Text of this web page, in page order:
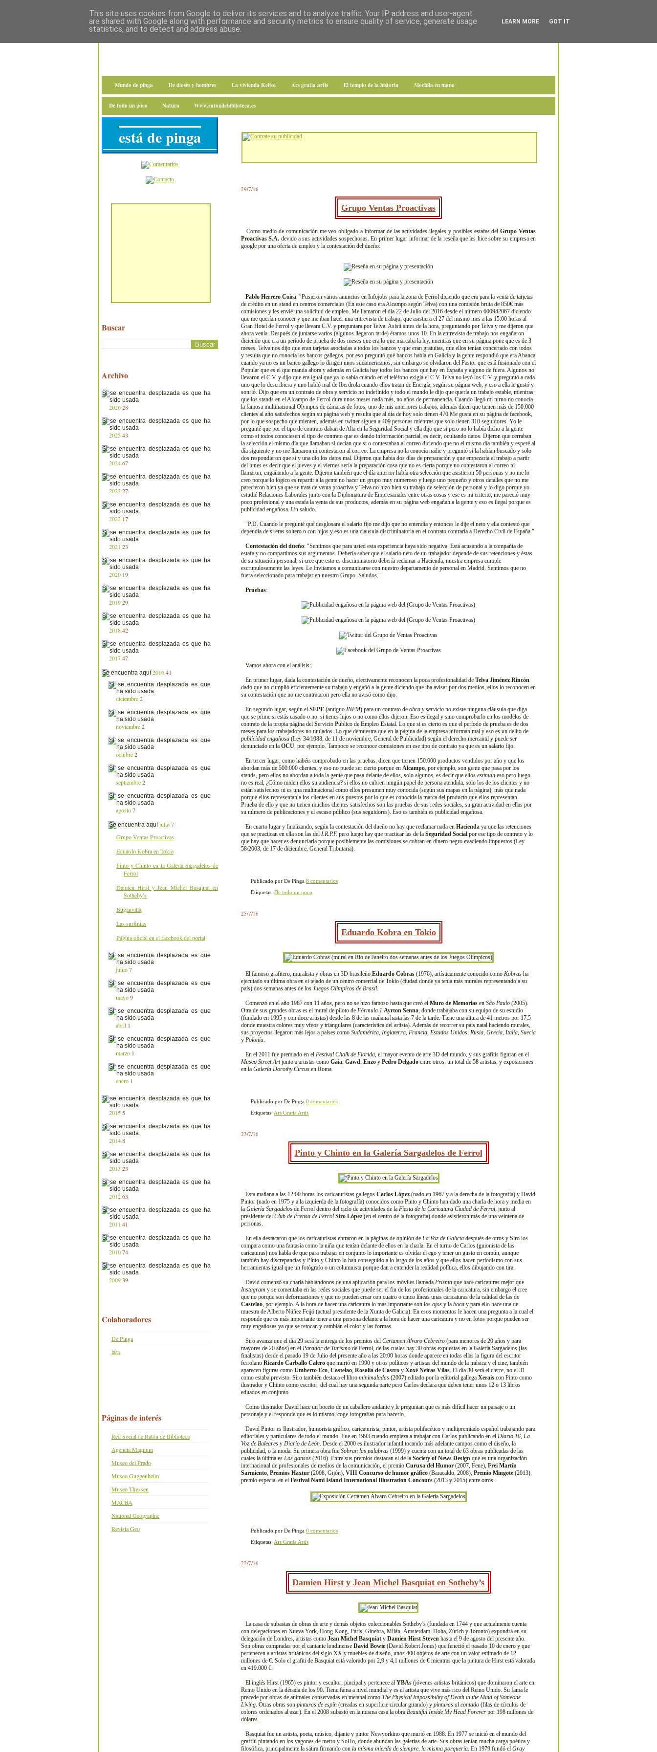
Mundo de pinga De dioses y hombres La vivienda Keltoi Ars gratia artis El templo de la historia Mochila en mano
De todo un poco Natura Www.ratondebiblioteca.es
29/7/16
Grupo Ventas Proactivas
Como medio de comunicación me veo obligado a informar de las actividades ilegales y posibles estafas delGrupo Ventas
Proactivas S.A. devido a sus actividades sospechosas. En primer lugar informar de la reseña que les hice sobre su empresa en
google por una oferta de empleo y la contestación del dueño:
Pablo Herrero Coira: "Pusieron varios anuncios en Infojobs para la zona de Ferrol diciendo que era para la venta de tarjetas
de crédito en un stand en centros comerciales (En este caso era Alcampo según Telva) con una comisión bruta de 850€ más
comisiones y les envié una solicitud de empleo. Me llamaron el día 22 de Julio del 2016 desde el número 600942067 diciendo
que me querían conocer y que me iban hacer una entrevista de trabajo, que asistiera el 27 del mismo mes a las 15:00 horas al
Gran Hotel de Ferrol y que llevara C.V. y preguntara por Telva. Asistí antes de la hora, preguntando por Telva y me dijeron que
ahora venía. Después de juntarse varios (algunos llegaron tarde) éramos unos 10. En la entrevista de trabajo nos engañaron
diciendo que era un período de prueba de dos meses que era lo que marcaba la ley, mientras que en su página pone que es de 3
meses. Telva nos dijo que eran tarjetas asociadas a todos los bancos y que eran gratuitas, que ellos tenían concertado con todos
y resulta que no conocía los bancos gallegos, por eso preguntó qué bancos había en Galicia y la gente respondió que era Abanca
cuando ya no es un banco gallego lo dirigen unos sudamericanos, sin embargo se olvidaron del Pastor que está fusionado con el
Popular que es el que manda ahora y además en Galicia hay todos los bancos que hay en España y alguno de fuera. Algunos no
llevaron el C.V. y dijo que era igual que ya lo sabía cuándo en el teléfono exigía el C.V. Telva no leyó los C.V. y preguntó a cada
uno que lo describiera y uno habló mal de Iberdrola cuando ellos tratan de Energía, según su página web, y eso a ella le gustó y
sonrió. Dijo que era un contrato de obra y servicio no indefinido y todo el mundo le dijo que quería un trabajo estable, mientras
que los stands en el Alcampo de Ferrol dura unos meses nada más, no años de permanencia. Cuando llegó mi turno no conocía
la famosa multinacional Olympus de cámaras de fotos, uno de mis anteriores trabajos, además dicen que tienen más de 150.000
clientes al año satisfechos según su página web y resulta que al día de hoy solo tienen 470 Me gusta en su página de facebook,
por lo que sospecho que mienten, además en twitter siguen a 409 personas mientras que solo tienen 310 seguidores. Yo le
pregunté que por el tipo de contrato daban de Alta en la Seguridad Social y ella dijo que si pero no lo había dicho a la gente
como si todos conociesen el tipo de contrato que es dando información parcial, es decir, ocultando datos. Dijeron que cerraban
la selección el mismo día que llamaban si decían que si o contestaban al correo diciendo que no el mismo día también y esperé al
día siguiente y no me llamaron ni contestaron al correo. La empresa no la conocía nadie y preguntó si la habían buscado y solo
dos respondieron que sí y una dio los datos mal. Dijeron que había dos días de preparación y que empezaría el trabajo a partir
del lunes es decir que el jueves y el viernes sería la preparación cosa que no es cierta porque no contestaron al correo ni
llamaron, engañando a la gente. Dijeron también que el día anterior había otra selección que asistieron 50 personas y no me lo
creo porque lo lógico es repartir a la gente no hacer un grupo muy numeroso y luego uno pequeño y otros detalles que no me
parecieron bien ya que se trata de venta proactiva y Telva no hizo bien su trabajo de selección de personal y lo digo porque yo
estudié Relaciones Laborales junto con la Diplomatura de Empresariales entre otras cosas y ese es mi criterio, me pareció muy
poco profesional y una estafa la venta de sus productos, además en su página web engañan a la gente y eso es ilegal porque es
publicidad engañosa. Un saludo."
"P.D. Cuando le pregunté qué desglosara el salario fijo me dijo que no entendía y entonces le dije el neto y ella contestó que
dependía de si eras soltero o con hijos y eso es una clausula discriminatoria en el contrato contraria a Derecho Civil de España."
Contestación del dueño: "Sentimos que para usted esta experiencia haya sido negativa. Está acusando a la compañía de
estafa y no compartimos sus argumentos. Debería saber que el salario neto de un trabajador depende de sus retenciones y éstas
de su situación personal, si cree que esto es discriminatorio debería reclamar a Hacienda, nuestra empresa cumple
escrupulosamente las leyes. Le Invitamos a comunicarse con nuestro departamento de personal en Madrid. Sentimos que no
fuera seleccionado para trabajar en nuestro Grupo. Saludos."
Pruebas:
Vamos ahora con el análisis:
En primer lugar, dada la contestación de dueño, efectivamente reconocen la poca profesionalidad de Telva Jiménez Rincón
dado que no cumplió eficientemente su trabajo y engañó a la gente diciendo que iba avisar por dos medios, ellos lo reconocen en
su contestación que no me contrataron pero ella no avisó como dijo.
En segundo lugar, según el SEPE (antiguo INEM) para un contrato de obra y servicio no existe ninguna cláusula que diga
que se prime si estás casado o no, si tienes hijos o no como ellos dijeron. Eso es ilegal y sino comprobarlo en los modelos de
contrato de la propia página del Servicio Público de Empleo Estatal. Lo que si es cierto es que el período de prueba es de dos
meses para los trabajadores no titulados. Lo que demuestra que en la página de la empresa informan mal y eso es un delito de
publicidad engañosa (Ley 34/1988, de 11 de noviembre, General de Publicidad) según el derecho mercantil y puede ser
denunciado en la OCU, por ejemplo. Tampoco se reconoce comisiones en ese tipo de contrato ya que es un salario fijo.
En tercer lugar, como habéis comprobado en las pruebas, dicen que tienen 150.000 productos vendidos por año y que los
abordan más de 500.000 clientes, y eso no puede ser cierto porque en Alcampo, por ejemplo, son gente que pasa por los
stands, pero ellos no abordan a toda la gente que pasa delante de ellos, solo algunos, es decir que ellos estiman eso pero luego
no es real, ¿Cómo miden ellos su audiencia? si ellos no cubren ningún papel de persona atendida, solo los de los clientes y no
están satisfechos ni es una multinacional como ellos presumen muy conocida (según sus mapas en la página), más que nada
porque ellos representan a los clientes en sus puestos por lo que es conocida la marca del producto que ellos representan.
Prueba de ello y que no tienen muchos clientes satisfechos son las pruebas de sus redes sociales, su gran actividad en ellas por
su número de publicaciones y el escaso público (sus seguidores). Eso es también es publicidad engañosa.
En cuarto lugar y finalizando, según la contestación del dueño no hay que reclamar nada en Hacienda ya que las retenciones
que se practican en ella son las del I.R.P.F. pero luego hay que practicar las de la Seguridad Social por ese tipo de contrato y lo
que hay que hacer es denunciarla porque posiblemente las comisiones se cobran en dinero negro evadiendo impuestos (Ley
58/2003, de 17 de diciembre, General Tributaria).
Publicado por De Pinga 8 comentarios
Etiquetas: De todo un poco
25/7/16
Eduardo Kobra en Tokio
El famoso grafitero, muralista y obras en 3D brasileño Eduardo Cobras (1976), artísticamente conocido como Kobras ha
ejecutado su última obra en el tejado de un centro comercial de Tokio (ciudad donde ya tenía más murales representando a su
país) dos semanas antes de los Juegos Olímpicos de Brasil.
Comenzó en el año 1987 con 11 años, pero no se hizo famoso hasta que creó el Muro de Memorias en São Paulo (2005).
Otra de sus grandes obras es el mural de piloto de Fórmula 1 Ayrton Senna, donde trabajaba con su equipo de su estudio
(fundado en 1995 y con doce artistas) desde las 8 de las mañana hasta las 7 de la tarde. Tiene una altura de 41 metros por 17,5
donde muestra colores muy vivos y triangulares (característica del artista). Además de recorrer su país natal haciendo murales,
sus proyectos llegaron más lejos a países como Sudamérica, Inglaterra, Francia, Estados Unidos, Rusia, Grecia, Italia, Suecia
y Polonia.
En el 2011 fue premiado en el Festival Chalk de Florida, el mayor evento de arte 3D del mundo, y sus grafitis figuran en el
Museo Street Artjunto a artistas como Gaia, Gawd, Enzo y Pedro Delgado entre otros, un total de 58 artistas, y exposiciones
en la Galería Dorothy Circus en Roma.
Publicado por De Pinga 0 comentarios
Etiquetas: Ars Gratia Artis
23/7/16
Pinto y Chinto en la Galería Sargadelos de Ferrol
Esta mañana a las 12:00 horas los caricaturistas gallegos Carlos López (nado en 1967 y a la derecha de la fotografía) y David
Pintor (nado en 1975 y a la izquierda de la fotografía) conocidos como Pinto y Chinto han dado una charla de hora y media en
la Galería Sargadelos de Ferrol dentro del ciclo de actividades de la Fiesta de la Caricatura Ciudad de Ferrol, junto al
presidente del Club de Prensa de Ferrol Siro López (en el centro de la fotografía) donde asistieron más de una veintena de
personas.
En ella destacaron que los caricaturistas entraron en la páginas de opinión de La Voz de Galicia después de otros y Siro los
compara como una fantasía como la niña que tenían delante de ellos en la charla. En el turno de Carlos (guionista de las
caricaturas) nos habla de que para trabajar en conjunto lo importante es olvidar el ego y tener un gusto en común, aunque
también hay discrepancias y Pinto y Chinto lo han conseguido a lo largo de los años y que ellos hacen periodismo con sus
herramientas igual que un fotógrafo o un columnista porque dan a entender la realidad política, ellos dibujando con tira.
David comenzó su charla hablándonos de una aplicación para los móviles llamada Prisma que hace caricaturas mejor que
Instagram y se comentaba en las redes sociales que puede ser el fin de los profesionales de la caricatura, sin embargo el cree
que no porque son deformaciones y que no pueden crear con cuatro o cinco líneas unas caricaturas de la calidad de las de
Castelao, por ejemplo. A la hora de hacer una caricatura lo más importante son los ojos y la boca y para ello hace una de
muestra de Alberto Núñez Feijó (actual presidente de la Xunta de Galicia). En esos momentos le hacen una pregunta a la cual el
responde que es más importante tener a una persona delante a la hora de hacer una caricatura y no en fotos porque pueden ser
muy engañosas ya que se retocan y cambian el color y las formas.
Siro avanza que el día 29 será la entrega de los premios del Certamen Álvaro Cebreiro (para menores de 20 años y para
mayores de 20 años) en el Parador de Turismo de Ferrol, de las cuales hay 30 obras expuestas en la Galería Sargadelos (las
finalistas) desde el pasado 19 de Julio del presente año a las 20:00 horas donde aparece en todas ellas la figura del escritor
ferrolano Ricardo Carballo Calero que murió en 1990 y otros políticos y artistas del mundo de la música y el cine, también
aparecen figuras como Umberto Eco, Castelao, Rosalía de Castro y Xoxé Neiras Vilas. El día 30 será el cierre, no el 31
como estaba previsto. Siro también destaca el libro minimaladas (2007) editado por la editorial gallega Xerais con Pinto como
ilustrador y Chinto como escritor, del cual hay una segunda parte pero Carlos declara que deben tener unos 12 o 13 libros
editados en conjunto.
Como ilustrador David hace un boceto de un caballero andante y le preguntan que es más difícil hacer un paisaje o un
personaje y el responde que es lo mismo, coge fotografías para hacerlo.
David Pintor es Ilustrador, humorista gráfico, caricaturista, pintor, artista polifacético y multipremiado español trabajando para
editoriales y particulares de todo el mundo. Fue en 1993 cuando empieza a trabajar con Carlos publicando en el Diario 16, La
Voz de Baleares y Diario de León. Desde el 2000 es ilustrador infantil tocando más adelante campos como el diseño, la
publicidad, o la moda. Su primera obra fue Sobran las palabras (1999) y cuenta con un total de 63 obras publicadas de las
cuales la última es Los gansos (2016). Entre sus premios destacan el de la Society of News Design que es una organización
internacional de profesionales de medios de la comunicación, el premio Curuxa del Humor (2007, Fene), Frei Martín
Sarmiento, Premios Haxtur (2008, Gijón), VIII Concurso de humor gráfico (Baracaldo, 2008), Premio Mingote (2013),
premio especial en el Festival Nami Island International Illustration Concours (2013 y 2015) entre otros.
Publicado por De Pinga 0 comentarios
Etiquetas: Ars Gratia Artis
22/7/16
Damien Hirst y Jean Michel Basquiat en Sotheby’s
La casa de subastas de obras de arte y demás objetos coleccionables Sotheby’s (fundada en 1744 y que actualmente cuenta
con delegaciones en Nueva York, Hong Kong, París, Ginebra, Milán, Ámsterdam, Doha, Zúrich y Toronto) expondrá en su
delegación de Londres, artistas como Jean Michel Basquiat y Damien Hirst Steven hasta el 9 de agosto del presente año.
Son obras compradas por el cantante londinense David Bowie (David Robert Jones) que feneció el pasado 10 de enero y que
pertenecen a artistas británicos del siglo XX y muebles de diseño, unos 400 objetos de arte con un valor estimado de 12
millones de €. Solo el grafiti de Basquiat está valorado por 2,9 y 4,1 millones de € mientras que la pintura de Hirst está valorada
en 419.000 €.
El inglés Hirst (1965) es pintor y escultor, pincipal y pertenece al YBAs (jóvenes artistas británicos) que dominaron el arte en
Reino Unido en la década de los 90. Tiene fama a nivel mundial y es el artista que vive más rico del Reino Unido. Su fama le
precede por obras de animales conservadas en metanal como The Physical Impossibility of Death in the Mind of Someone
Living . Otras obras son pinturas de espín (creadas en superficie circular girando) y pinturas al contado (filas de círculos de
colores ordenados al azar). En el 2008 subastó en la misma casa la obra Beautiful Inside My Head Forever por 198 millones de
dólares.
Basquiat fue un artista, poeta, músico, dijante y pintor Newyorkino que murió en 1988. En 1977 se inició en el mundo del
graffiti pintando en los vagones de metro y SoHo, donde abundan las galerías de arte. Sus obras tenían mucha carga poética y
filosófica, principalmente la sátira firmando con la misma mierda de siempre la misma porquería . En 1979 fundó el Gray
está de pinga
Buscar
Archivo
202628
202543
202467
2023 27
2022 17
2021 23
2020 19
201929
201842
201747
201641
diciembre 2
noviembre 2
octubre 2
septiembre 2
agosto 7
julio 7
Grupo Ventas Proactivas
Eduardo Kobra en Tokio
Pinto y Chinto en la Galería Sargadelos de
Ferrol
Damien Hirst y Jean Michel Basquiat en
Sotheby’s
Buganvilla
Las surfinias
Página oficial en el facebook del portal
junio 7
mayo 9
abril 1
marzo 1
enero 1
2015 5
20148
2013 23
201263
2011 41
201074
200939
Colaboradores
De Pinga
lara
Páginas de interés
Red Social de Ratón de Biblioteca
Agencia Magnum
Museo del Prado
Museo Guggenheim
Museo Thyssen
MACBA
National Geographic
Revista Geo
This site uses cookies from Google to deliver its services and to analyze traffic. Your IP address and user-agent
are shared with Google along with performance and security metrics to ensure quality of service, generate usage
statistics, and to detect and address abuse.
LEARN MORE GOT IT